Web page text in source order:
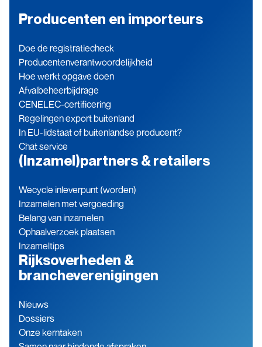
Producenten en importeurs
Doe de registratiecheck
Producenten­verantwoordelijkheid
Hoe werkt opgave doen
Afvalbeheerbijdrage
CENELEC-certificering
Regelingen export buitenland
In EU-lidstaat of buitenlandse producent?
Chat service
(Inzamel)partners & retailers
Wecycle inleverpunt (worden)
Inzamelen met vergoeding
Belang van inzamelen
Ophaalverzoek plaatsen
Inzameltips
Rijksoverheden &
brancheverenigingen
Nieuws
Dossiers
Onze kerntaken